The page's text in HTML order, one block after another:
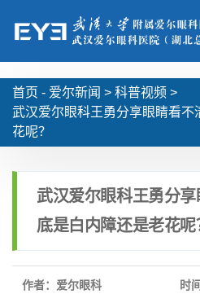
首页 - 爱尔新闻 > 科普视频 >
武汉爱尔眼科王勇分享眼睛看
花呢？
武汉爱尔眼科王勇分
底是白内障还是老花呢
作者：爱尔眼科 时